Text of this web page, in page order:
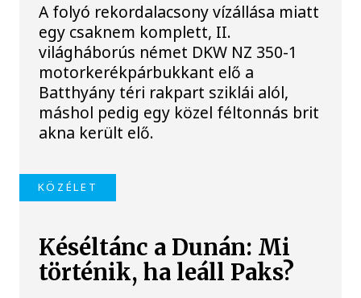
A folyó rekordalacsony vízállása miatt
egy csaknem komplett, II.
világháborús német DKW NZ 350-1
motorkerékpárbukkant elő a
Batthyány téri rakpart sziklái alól,
máshol pedig egy közel féltonnás brit
akna került elő.
KÖZÉLET
Késéltánc a Dunán: Mi
történik, ha leáll Paks?